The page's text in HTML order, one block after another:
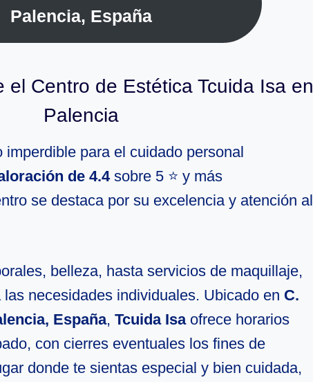
Palencia, España
el Centro de Estética Tcuida Isa en
Palencia
para el cuidado personal
de 4.4sobre 5 ⭐ y más
se destaca por su excelencia y atención al
belleza, hasta servicios de maquillaje,
necesidades individuales. Ubicado en C.
España, Tcuida Isaofrece horarios
con cierres eventuales los fines de
donde te sientas especial y bien cuidada,